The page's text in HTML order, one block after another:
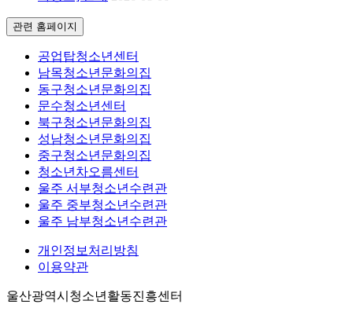
관련 홈페이지
공업탑청소년센터
남목청소년문화의집
동구청소년문화의집
문수청소년센터
북구청소년문화의집
성남청소년문화의집
중구청소년문화의집
청소년차오름센터
울주 서부청소년수련관
울주 중부청소년수련관
울주 남부청소년수련관
개인정보처리방침
이용약관
울산광역시청소년활동진흥센터